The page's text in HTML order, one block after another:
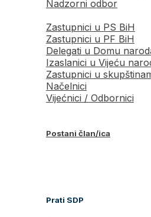
Nadzorni odbor
Zastupnici u PS BiH
Zastupnici u PF BiH
Delegati u Domu
Izaslanici u Vijeću
Zastupnici u
Načelnici
Vijećnici / Odbornici
Postani član/ica
Prati SDP